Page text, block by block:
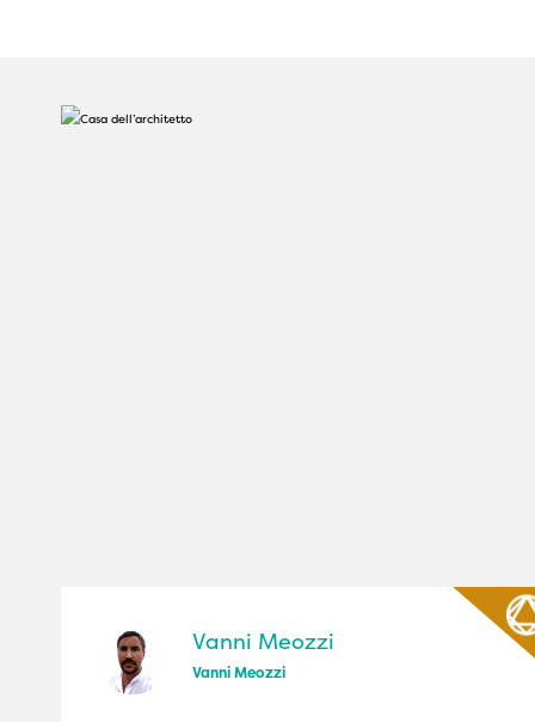
Vanni Meozzi
Vanni Meozzi